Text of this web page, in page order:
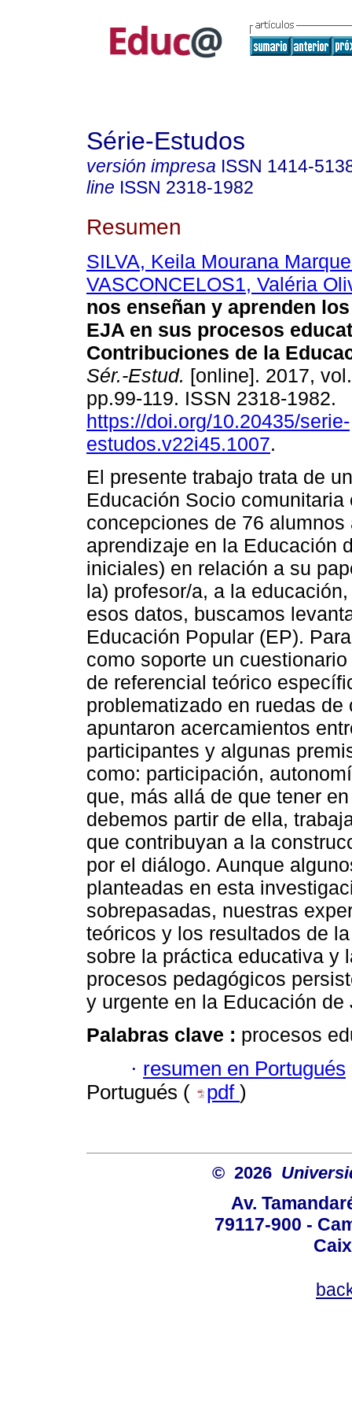
Série-Estudos
versión impresa ISSN 1414-
line ISSN 2318-1982
Resumen
SILVA, Keila Mourana
VASCONCELOS1, Valéria
nos enseñan y aprenden
EJA en sus procesos
Contribuciones de la
Sér.-Estud. [online]. 2017,
pp.99-119. ISSN 2318-1982.
https://doi.org/10.20435/serie-
estudos.v22i45.1007.
El presente trabajo trata de
Educación Socio
concepciones de 76
aprendizaje en la Educación
iniciales) en relación a su
la) profesor/a, a la
esos datos, buscamos
Educación Popular (EP).
como soporte un
de referencial teórico
problematizado en ruedas
apuntaron acercamientos
participantes y algunas
como: participación,
que, más allá de que tener
debemos partir de ella,
que contribuyan a la
por el diálogo. Aunque
planteadas en esta
sobrepasadas, nuestras
teóricos y los resultados de
sobre la práctica educativa y
procesos pedagógicos
y urgente en la Educación
Palabras clave : procesos
· resumen en Portugués
Portugués (
pdf )
© 2026
Av.
79117-900 -